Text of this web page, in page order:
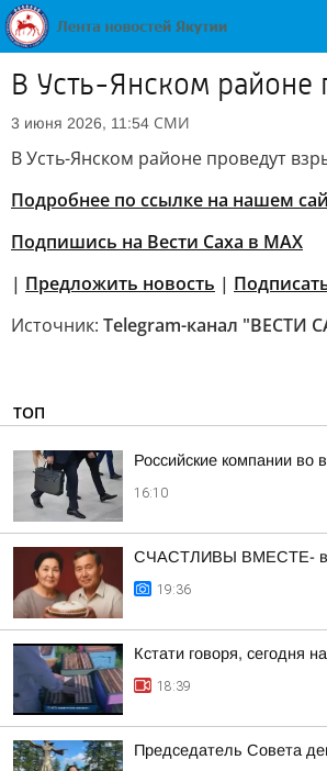
В Усть-Янском районе
3 июня 2026, 11:54 СМИ
В Усть-Янском районе проведут
Подробнее по ссылке на нашем
Подпишись на Вести Саха в MAX
| Предложить новость |
Источник: Telegram-канал "ВЕСТИ
ТОП
Российские компании во
16:10
СЧАСТЛИВЫ ВМЕСТЕ-
19:36
Кстати говоря, сегодня
18:39
Председатель Совета